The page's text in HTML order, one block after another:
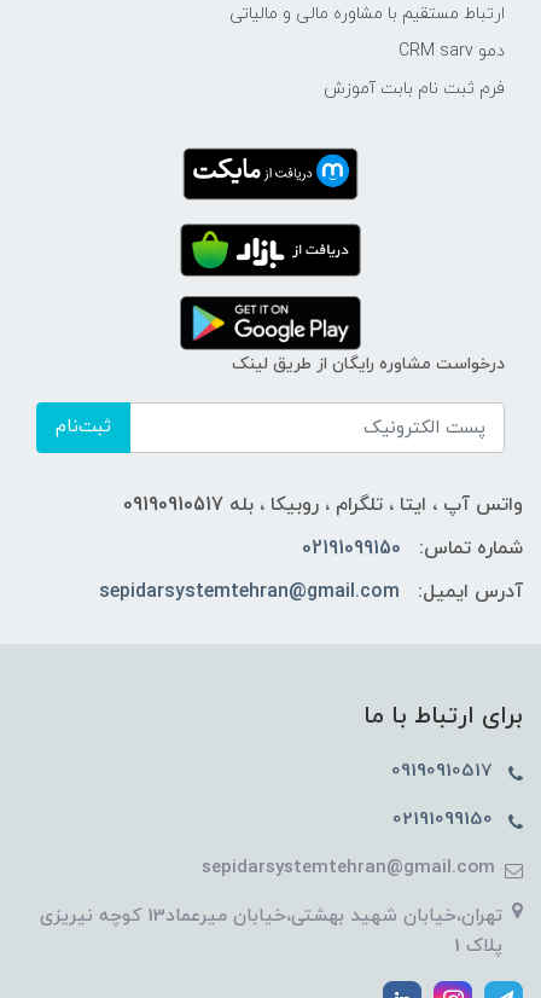
ارتباط مستقیم با مشاوره مالی و مالیاتی
دمو CRM sarv
فرم ثبت نام بابت آموزش
درخواست مشاوره رایگان از طریق لینک
ثبت‌نام
واتس آپ ، ایتا ، تلگرام ، روبیکا ، بله 09190910517
شماره تماس:
02191099150
آدرس ایمیل:
sepidarsystemtehran@gmail.com
برای ارتباط با ما
sepidarsystemtehran@gmail.com
تهران،خیابان شهید بهشتی،خیابان میرعماد13 کوچه نیریزی
پلاک 1